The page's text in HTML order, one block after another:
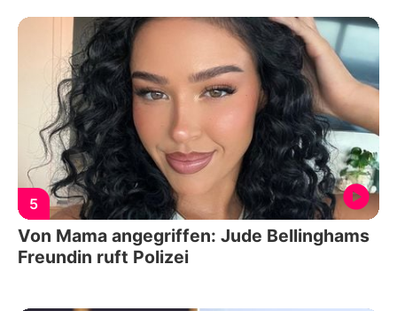
5
Von Mama angegriffen: Jude Bellinghams
Freundin ruft Polizei